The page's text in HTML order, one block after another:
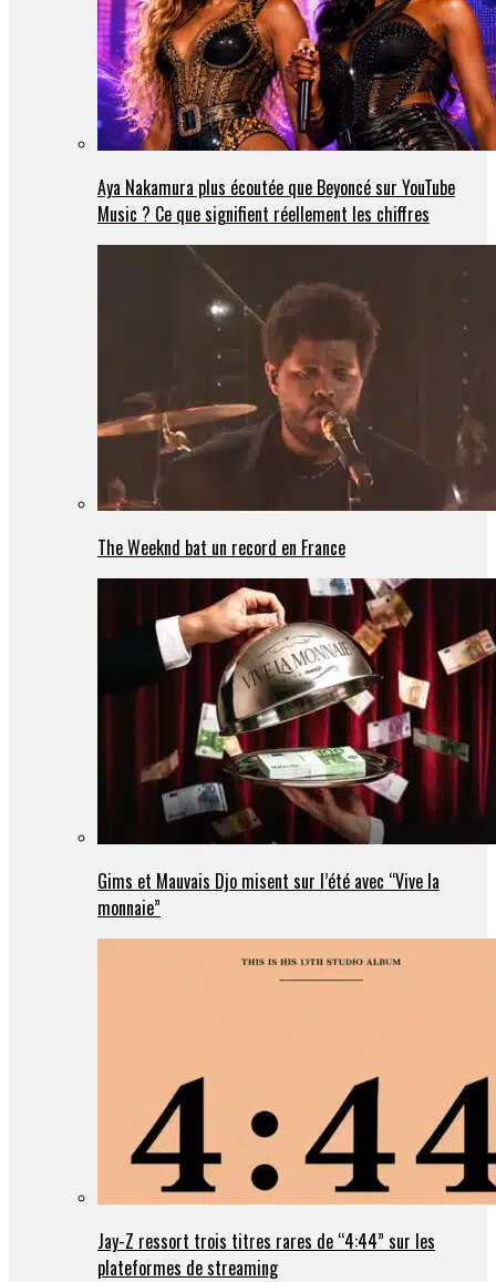
Aya Nakamura plus écoutée que Beyoncé sur YouTube
Music ? Ce que signifient réellement les chiffres
The Weeknd bat un record en France
Gims et Mauvais Djo misent sur l’été avec “Vive la
monnaie”
Jay-Z ressort trois titres rares de “4:44” sur les
plateformes de streaming